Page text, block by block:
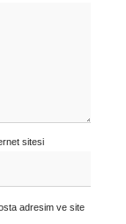
sitesi
adresim ve site